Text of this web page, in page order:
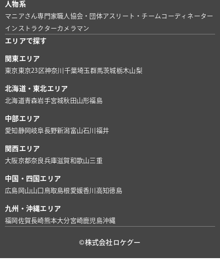
人物系
マニアさん専門家 職人 協会・団体アスリート・チーム コーディネーター
インストラクターカメラマン
エリアで探す
関東エリア
東京 東京23区神奈川 千葉埼玉群馬茨城栃木山梨
北海道・東北エリア
北海道青森岩手宮城秋田 山形福島
中部エリア
愛知 静岡 岐阜長野新潟富山石川 福井
関西エリア
大阪京都奈良兵庫滋賀和歌山 三重
中国・四国エリア
広島 岡山山口 鳥取島根 愛媛香川 高知徳島
九州・沖縄エリア
福岡 佐賀長崎熊本大分宮崎鹿児島沖縄
©株式会社ロケグー